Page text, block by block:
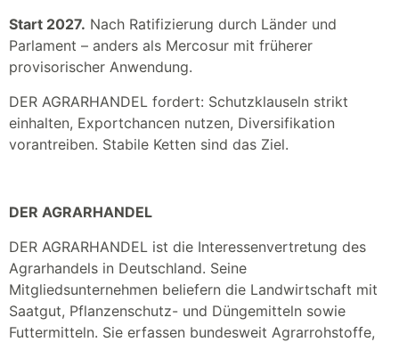
Start 2027. Nach Ratifizierung durch Länder und
Parlament – anders als Mercosur mit früherer
provisorischer Anwendung.
DER AGRARHANDEL fordert: Schutzklauseln strikt
einhalten, Exportchancen nutzen, Diversifikation
vorantreiben. Stabile Ketten sind das Ziel.
DER AGRARHANDEL
DER AGRARHANDEL ist die Interessenvertretung des
Agrarhandels in Deutschland. Seine
Mitgliedsunternehmen beliefern die Landwirtschaft mit
Saatgut, Pflanzenschutz- und Düngemitteln sowie
Futtermitteln. Sie erfassen bundesweit Agrarrohstoffe,